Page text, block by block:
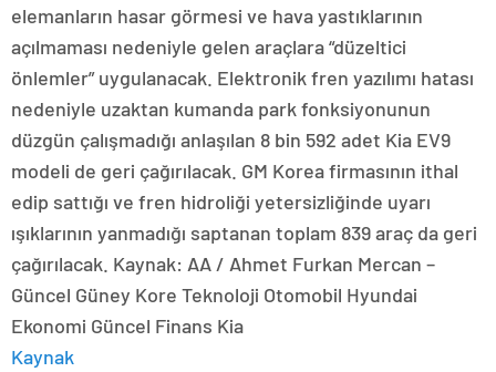
elemanların hasar görmesi ve hava yastıklarının
açılmaması nedeniyle gelen araçlara “düzeltici
önlemler” uygulanacak. Elektronik fren yazılımı hatası
nedeniyle uzaktan kumanda park fonksiyonunun
düzgün çalışmadığı anlaşılan 8 bin 592 adet Kia EV9
modeli de geri çağırılacak. GM Korea firmasının ithal
edip sattığı ve fren hidroliği yetersizliğinde uyarı
ışıklarının yanmadığı saptanan toplam 839 araç da geri
çağırılacak. Kaynak: AA / Ahmet Furkan Mercan –
Güncel Güney Kore Teknoloji Otomobil Hyundai
Ekonomi Güncel Finans Kia
Kaynak